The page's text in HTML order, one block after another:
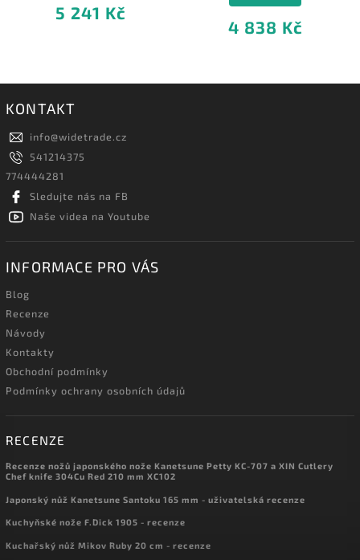
5 241 Kč
4 838 Kč
KONTAKT
info@widetrade.cz
541214375
774444281
Sledujte nás na FB
Naše videa na Youtube
INFORMACE PRO VÁS
Blog
Recenze
Návody
Kontakty
Obchodní podmínky
Podmínky ochrany osobních údajů
RECENZE
Recenze nožů japonského nože Kanetsune Petty KC-707 a XIN Cutlery
Chef knife 304Cu Red 210 mm XC102
Japonský nůž Kanetsune Santoku 165 mm - uživatelská recenze
Kuchyňské nože F.Dick 1905 - recenze
Kuchařský nůž Mikov Ruby 20 cm - recenze